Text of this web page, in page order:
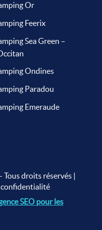
Or
Feerix
Sea Green –
Ondines
Paradou
Emeraude
droits réservés |
SEO pour les